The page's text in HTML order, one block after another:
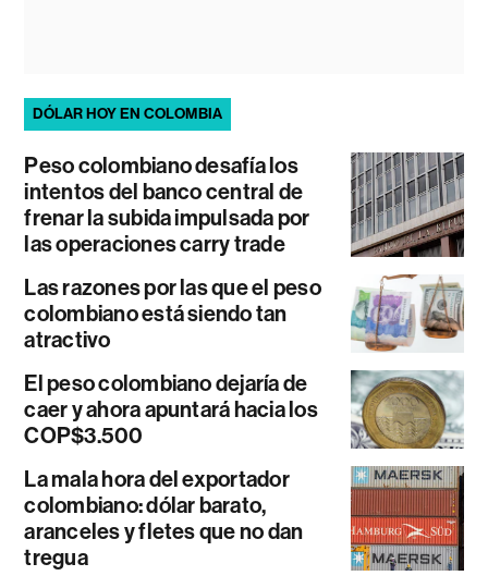
DÓLAR HOY EN COLOMBIA
Peso colombiano desafía los
intentos del banco central de
frenar la subida impulsada por
las operaciones carry trade
Las razones por las que el peso
colombiano está siendo tan
atractivo
El peso colombiano dejaría de
caer y ahora apuntará hacia los
COP$3.500
La mala hora del exportador
colombiano: dólar barato,
aranceles y fletes que no dan
tregua